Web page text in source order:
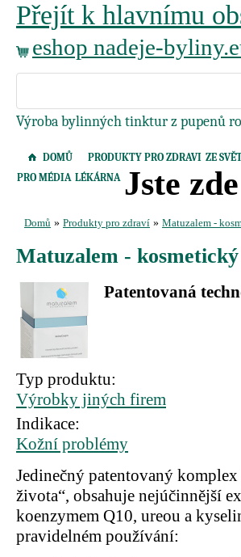
Přejít k hlavnímu
eshop nadeje-
Výroba bylinných tinktur z pupenů
DOMŮ PRODUKTY PRO ZDRAVI ZE
PRO MÉDIA LÉKÁRNA Jste zde
Domů » Produkty pro zdraví » Matuzalem -
Matuzalem -
Patentovaná
Typ produktu:
Výrobky jiných firem
Indikace:
Kožní problémy
Jedinečný patentovaný
života“, obsahuje nejúčinnější
koenzymem Q10, ureou a
pravidelném používání: